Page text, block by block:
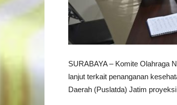
SURABAYA – Komite Olahraga
lanjut terkait penanganan
Daerah (Puslatda) Jatim